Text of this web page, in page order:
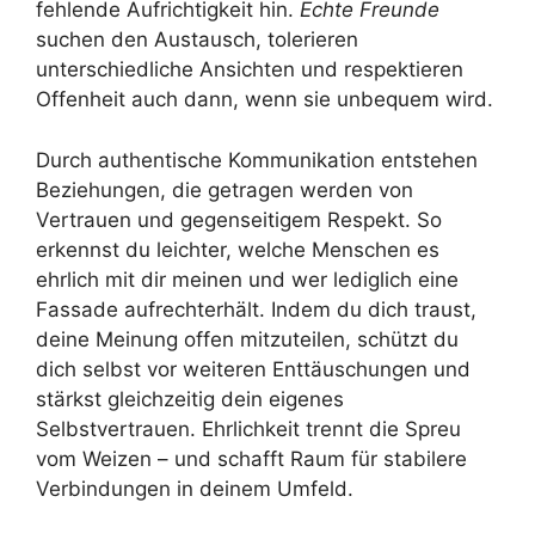
fehlende Aufrichtigkeit hin. Echte Freunde
suchen den Austausch, tolerieren
unterschiedliche Ansichten und respektieren
Offenheit auch dann, wenn sie unbequem wird.
Durch authentische Kommunikation entstehen
Beziehungen, die getragen werden von
Vertrauen und gegenseitigem Respekt. So
erkennst du leichter, welche Menschen es
ehrlich mit dir meinen und wer lediglich eine
Fassade aufrechterhält. Indem du dich traust,
deine Meinung offen mitzuteilen, schützt du
dich selbst vor weiteren Enttäuschungen und
stärkst gleichzeitig dein eigenes
Selbstvertrauen. Ehrlichkeit trennt die Spreu
vom Weizen – und schafft Raum für stabilere
Verbindungen in deinem Umfeld.